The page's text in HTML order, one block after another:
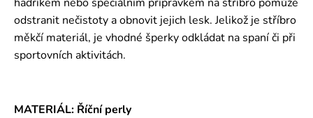
odstranit nečistoty a obnovit jejich lesk. Jelikož je stříbro
měkčí materiál, je vhodné šperky odkládat na spaní či při
sportovních aktivitách.
MATERIÁL: Říční perly